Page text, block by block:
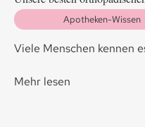
Apotheken-Wissen
Viele Menschen kennen
Mehr lesen